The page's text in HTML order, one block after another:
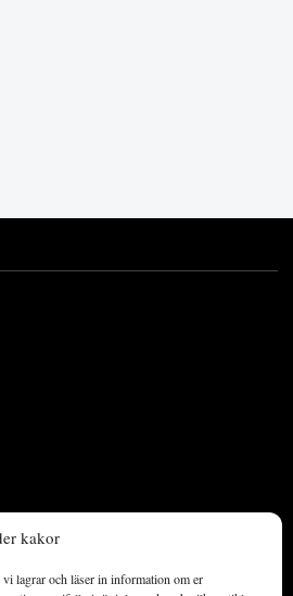
kakor
lagrar och läser in information om er